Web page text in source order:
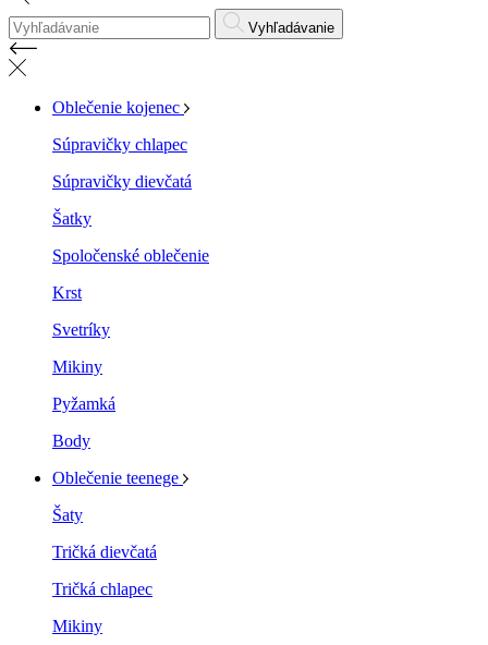
Vyhľadávanie
Oblečenie kojenec
Súpravičky chlapec
Súpravičky dievčatá
Šatky
Spoločenské oblečenie
Krst
Svetríky
Mikiny
Pyžamká
Body
Oblečenie teenege
Šaty
Tričká dievčatá
Tričká chlapec
Mikiny